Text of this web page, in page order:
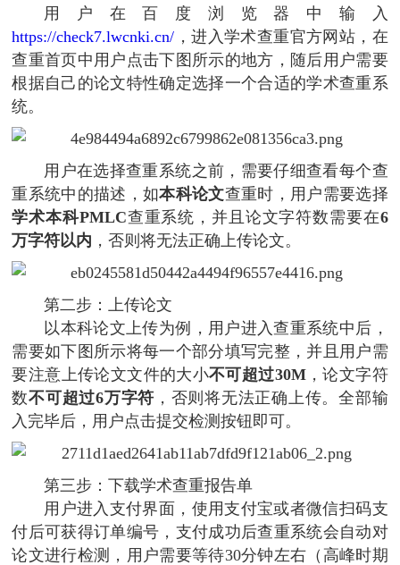
用户在百度浏览器中输入
https://check7.lwcnki.cn/ ，进入学术查重官方网站，在
查重首页中用户点击下图所示的地方，随后用户需要
根据自己的论文特性确定选择一个合适的学术查重系
统。
用户在选择查重系统之前，需要仔细查看每个查
重系统中的描述，如本科论文查重时，用户需要选择
学术本科PMLC查重系统，并且论文字符数需要在6
万字符以内 ，否则将无法正确上传论文。
第二步：上传论文
以本科论文上传为例，用户进入查重系统中后，
需要如下图所示将每一个部分填写完整，并且用户需
要注意上传论文文件的大小不可超过30M，论文字符
数不可超过6万字符 ，否则将无法正确上传。全部输
入完毕后，用户点击提交检测按钮即可。
第三步：下载学术查重报告单
用户进入支付界面，使用支付宝或者微信扫码支
付后可获得订单编号，支付成功后查重系统会自动对
论文进行检测，用户需要等待30分钟左右（高峰时期